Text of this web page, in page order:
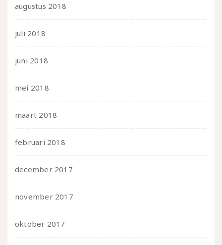
augustus 2018
juli 2018
juni 2018
mei 2018
maart 2018
februari 2018
december 2017
november 2017
oktober 2017